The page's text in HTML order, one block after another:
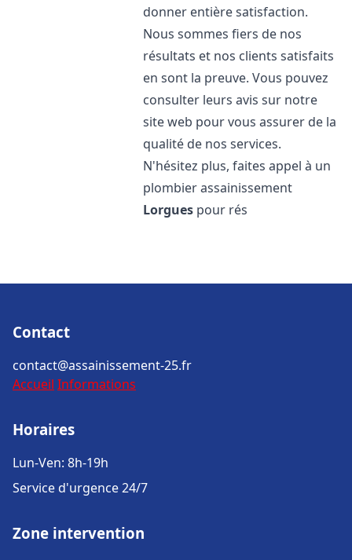
donner entière satisfaction.
Nous sommes fiers de nos
résultats et nos clients satisfaits
en sont la preuve. Vous pouvez
consulter leurs avis sur notre
site web pour vous assurer de la
qualité de nos services.
N'hésitez plus, faites appel à un
plombier assainissement
Lorgues pour rés
Contact
contact@assainissement-25.fr
Accueil Informations
Horaires
Lun-Ven: 8h-19h
Service d'urgence 24/7
Zone intervention